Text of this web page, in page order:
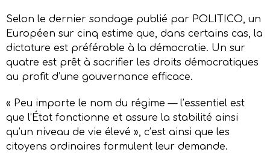
Selon le dernier sondage publié par POLITICO, un
Européen sur cinq estime que, dans certains cas, la
dictature est préférable à la démocratie. Un sur
quatre est prêt à sacrifier les droits démocratiques
au profit d’une gouvernance efficace.
« Peu importe le nom du régime — l’essentiel est
que l’État fonctionne et assure la stabilité ainsi
qu’un niveau de vie élevé », c’est ainsi que les
citoyens ordinaires formulent leur demande.